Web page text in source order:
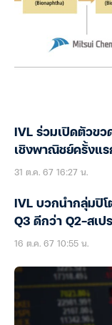
IVL ร่วมเปิดตัวขว
เชิงพาณิชย์ครั้งแร
31 ต.ค. 67 16:27 น.
IVL บวกนำกลุ่มปิ
Q3 ดีกว่า Q2-สเ
16 ต.ค. 67 10:55 น.